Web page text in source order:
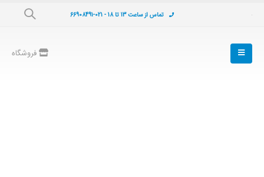
تماس از ساعت 13 تا 18 - 021-66908491
فروشگاه